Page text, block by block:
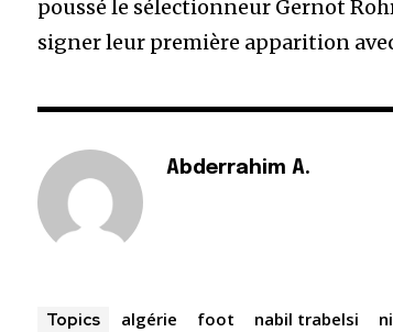
poussé le sélectionneur Gernot
signer leur première apparition
Abderrahim A.
Topics algérie foot nabil trabelsi